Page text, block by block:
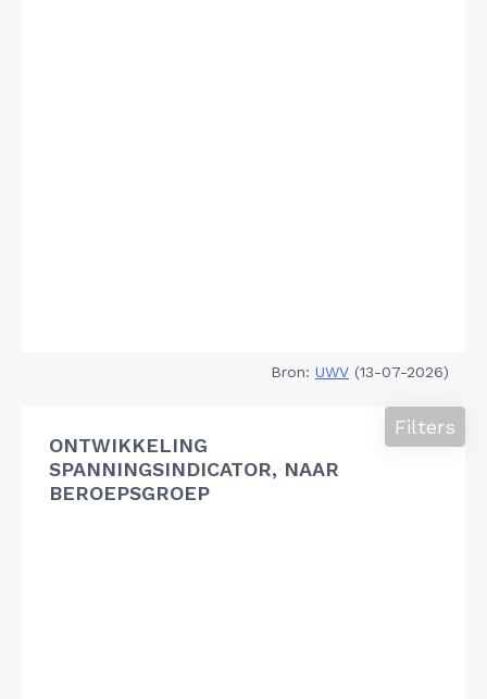
Bron: UWV (13-07-2026)
ONTWIKKELING
SPANNINGSINDICATOR, NAAR
BEROEPSGROEP
Filters